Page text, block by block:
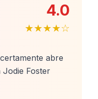
4.0
★★★★☆
abre
Jodie Foster